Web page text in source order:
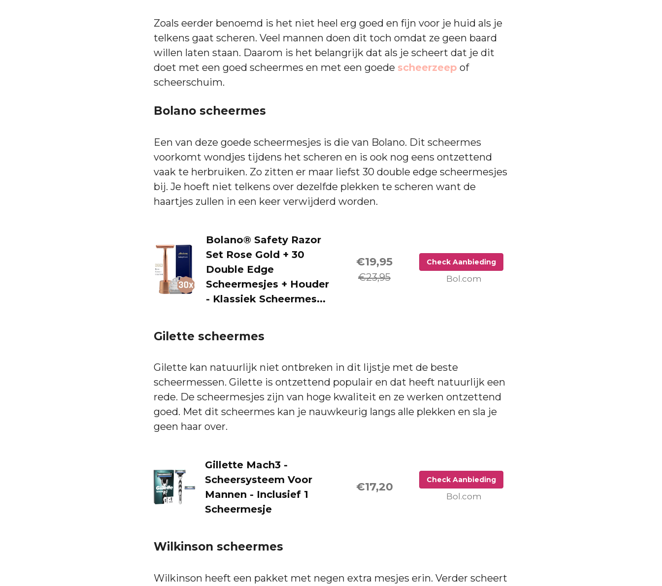
Zoals eerder benoemd is het niet heel erg goed en fijn voor je huid als je
telkens gaat scheren. Veel mannen doen dit toch omdat ze geen baard
willen laten staan. Daarom is het belangrijk dat als je scheert dat je dit
doet met een goed scheermes en met een goede scheerzeep of
scheerschuim.
Bolano scheermes
Een van deze goede scheermesjes is die van Bolano. Dit scheermes
voorkomt wondjes tijdens het scheren en is ook nog eens ontzettend
vaak te herbruiken. Zo zitten er maar liefst 30 double edge scheermesjes
bij. Je hoeft niet telkens over dezelfde plekken te scheren want de
haartjes zullen in een keer verwijderd worden.
Bolano® Safety Razor
Set Rose Gold + 30
Double Edge
Scheermesjes + Houder
- Klassiek Scheermes...
€19,95
€23,95
Check Aanbieding
Bol.com
Gilette scheermes
Gilette kan natuurlijk niet ontbreken in dit lijstje met de beste
scheermessen. Gilette is ontzettend populair en dat heeft natuurlijk een
rede. De scheermesjes zijn van hoge kwaliteit en ze werken ontzettend
goed. Met dit scheermes kan je nauwkeurig langs alle plekken en sla je
geen haar over.
Gillette Mach3 -
Scheersysteem Voor
Mannen - Inclusief 1
Scheermesje
€17,20
Check Aanbieding
Bol.com
Wilkinson scheermes
Wilkinson heeft een pakket met negen extra mesjes erin. Verder scheert